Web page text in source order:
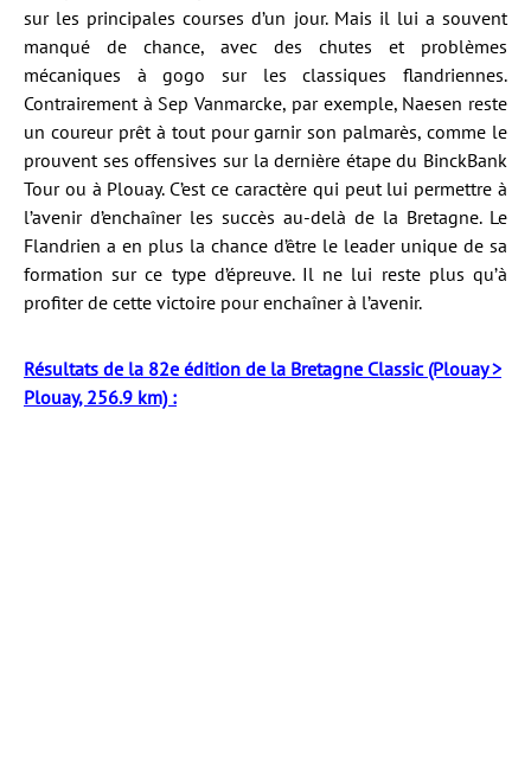
sur les principales courses d’un jour. Mais il lui a souvent
manqué de chance, avec des chutes et problèmes
mécaniques à gogo sur les classiques flandriennes.
Contrairement à Sep Vanmarcke, par exemple, Naesen reste
un coureur prêt à tout pour garnir son palmarès, comme le
prouvent ses offensives sur la dernière étape du BinckBank
Tour ou à Plouay. C’est ce caractère qui peut lui permettre à
l’avenir d’enchaîner les succès au-delà de la Bretagne. Le
Flandrien a en plus la chance d’être le leader unique de sa
formation sur ce type d’épreuve. Il ne lui reste plus qu’à
profiter de cette victoire pour enchaîner à l’avenir.
Résultats de la 82e édition de la Bretagne Classic (Plouay >
Plouay, 256.9 km) :